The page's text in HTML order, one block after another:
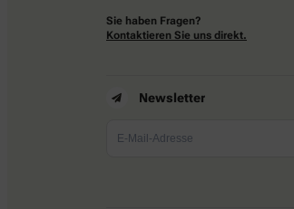
Sie haben Fragen?
Kontaktieren Sie uns direkt.
Newsletter